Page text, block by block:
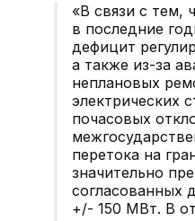
«В связи с тем,
в последние
дефицит
а также из-за
неплановых
электрических
почасовых
перетока на
значительно
согласованных
+/- 150 МВт. В